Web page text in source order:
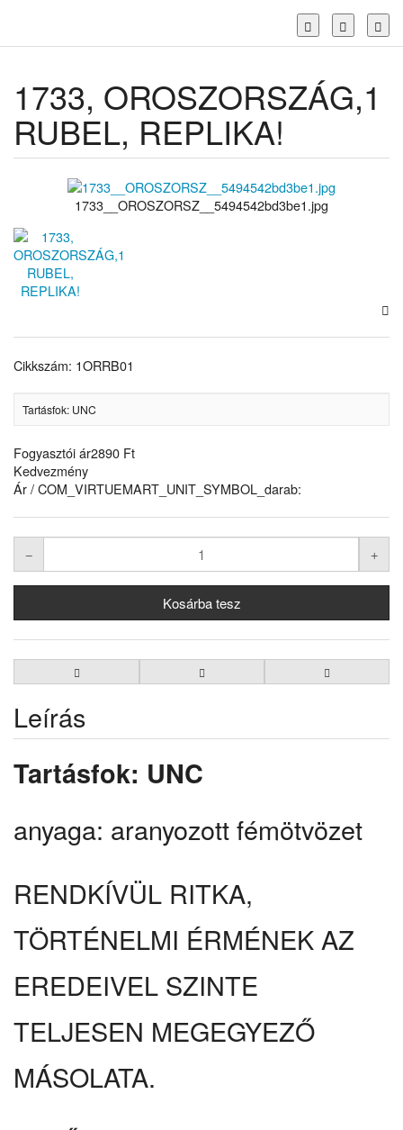
1733, OROSZORSZÁG,1
RUBEL, REPLIKA!
1733__OROSZORSZ__5494542bd3be1.jpg
Cikkszám: 1ORRB01
Tartásfok: UNC
Fogyasztói ár2890 Ft
Kedvezmény
Ár / COM_VIRTUEMART_UNIT_SYMBOL_darab:
Leírás
Tartásfok: UNC
anyaga: aranyozott fémötvözet
RENDKÍVÜL RITKA,
TÖRTÉNELMI ÉRMÉNEK AZ
EREDEIVEL SZINTE
TELJESEN MEGEGYEZŐ
MÁSOLATA.